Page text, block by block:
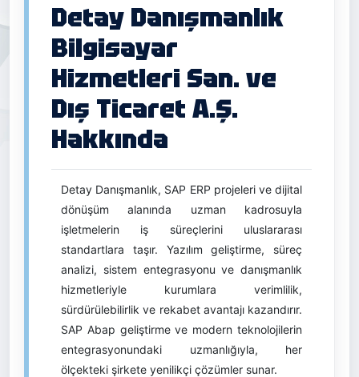
Detay Danışmanlık
Bilgisayar
Hizmetleri San. ve
Dış Ticaret A.Ş.
Hakkında
Detay Danışmanlık, SAP ERP projeleri ve dijital
dönüşüm alanında uzman kadrosuyla
işletmelerin iş süreçlerini uluslararası
standartlara taşır. Yazılım geliştirme, süreç
analizi, sistem entegrasyonu ve danışmanlık
hizmetleriyle kurumlara verimlilik,
sürdürülebilirlik ve rekabet avantajı kazandırır.
SAP Abap geliştirme ve modern teknolojilerin
entegrasyonundaki uzmanlığıyla, her
ölçekteki şirkete yenilikçi çözümler sunar.